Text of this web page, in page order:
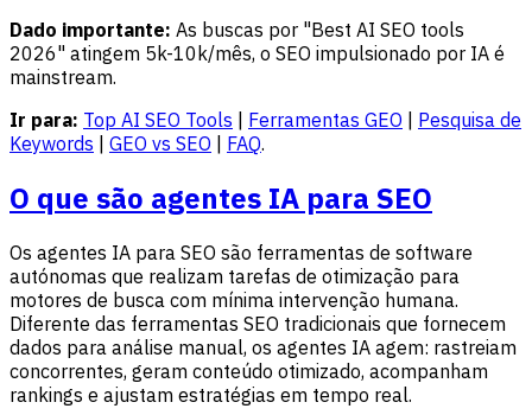
Dado importante: As buscas por "Best AI SEO tools
2026" atingem 5k-10k/mês, o SEO impulsionado por IA é
mainstream.
Ir para: Top AI SEO Tools | Ferramentas GEO | Pesquisa de
Keywords | GEO vs SEO | FAQ.
O que são agentes IA para SEO
Os agentes IA para SEO são ferramentas de software
autónomas que realizam tarefas de otimização para
motores de busca com mínima intervenção humana.
Diferente das ferramentas SEO tradicionais que fornecem
dados para análise manual, os agentes IA agem: rastreiam
concorrentes, geram conteúdo otimizado, acompanham
rankings e ajustam estratégias em tempo real.